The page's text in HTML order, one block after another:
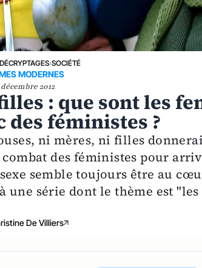
›SOCIÉTÉ
MODERNES
décembre 2012
: que sont les
féministes ?
ni mères, ni filles
des féministes pour
semble toujours être au
série dont le thème est
De Villiers